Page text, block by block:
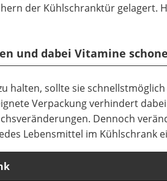
der Kühlschranktür gelagert.
und dabei Vitamine
halten, sollte sie
Verpackung verhindert
Dennoch
Lebensmittel im Kühlschrank